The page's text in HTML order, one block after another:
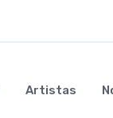
Artistas